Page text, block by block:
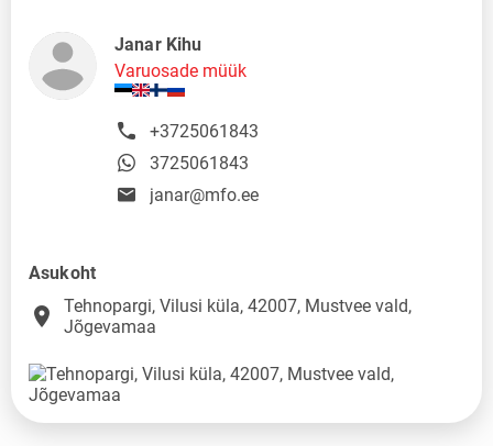
Janar Kihu
Varuosade müük
+3725061843
3725061843
janar@mfo.ee
Asukoht
place
Tehnopargi, Vilusi küla, 42007, Mustvee vald,
Jõgevamaa